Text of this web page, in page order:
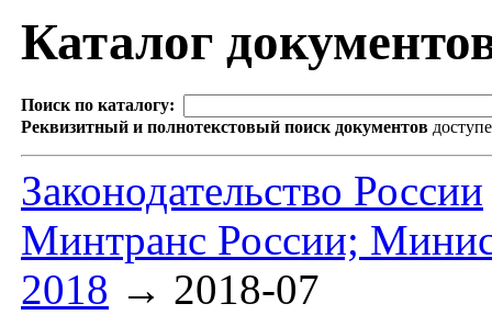
Каталог
Поиск по каталогу:
Реквизитный и полнотекстовый поиск документов
Законодательство России
Минтранс России;
2018 → 2018-07